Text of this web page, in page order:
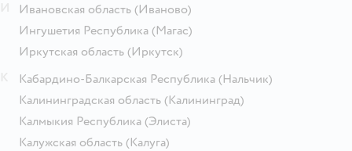
Ивановская область (Иваново)
Ингушетия Республика (Магас)
Иркутская область (Иркутск)
Кабардино-Балкарская Республика (Нальчик)
Калининградская область (Калининград)
Калмыкия Республика (Элиста)
Калужская область (Калуга)